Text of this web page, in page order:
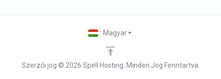
Szerzői jog © 2026 Spell Hosting. Minden Jog Fenntartva.
Magyar